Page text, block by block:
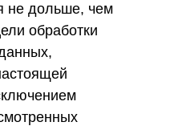
не дольше, чем
обработки